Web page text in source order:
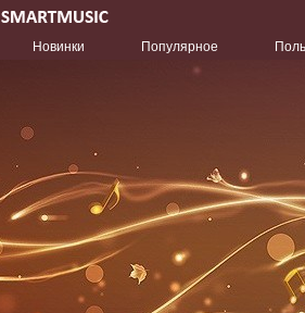
Новинки Популярное